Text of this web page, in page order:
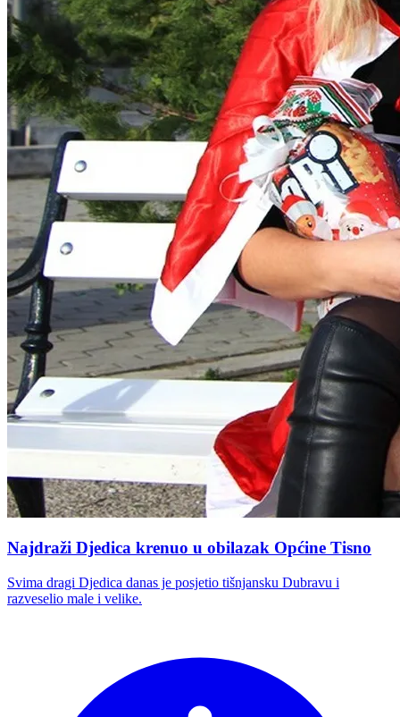
Najdraži Djedica krenuo u obilazak Općine Tisno
Svima dragi Djedica danas je posjetio tišnjansku Dubravu i
razveselio male i velike.